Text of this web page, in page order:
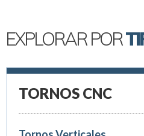
EXPLORAR POR
TORNOS CNC